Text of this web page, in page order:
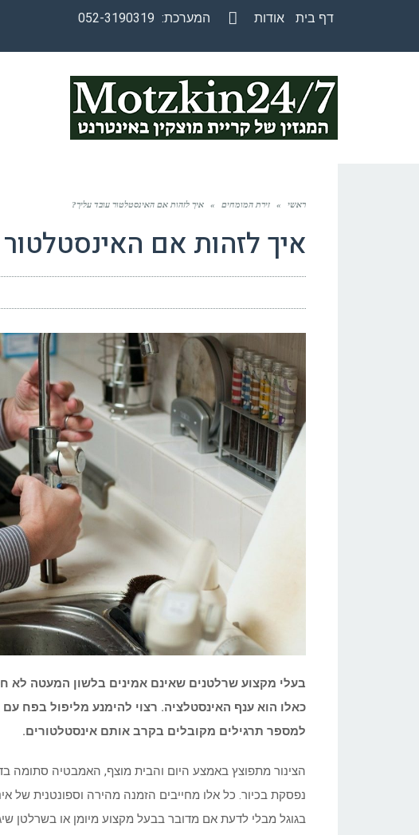
דף בית
אודות
המערכת: 052-3190319
ראשי » זירת המומחים » איך לזהות אם האינסטלטור עובד עליך?
איך לזהות אם
בעלי מקצוע שרלטנים שאינם אמינים בלשון המעטה לא
כאלו הוא ענף האינסטלציה. רצוי להימנע מליפול בפח
למספר תרגילים מקובלים בקרב אותם אינסטלטורים.
הצינור מתפוצץ באמצע היום והבית מוצף, האמבטיה סתומה
נפסקת בכיור. כל אלו מחייבים הזמנה מהירה וספונטנית של
בגוגל מבלי לדעת אם מדובר בבעל מקצוע מיומן או בשרלטן